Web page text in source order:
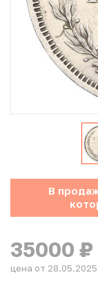
Юбилейные
Памятные и
Иностранные
Неофициальные
Античные и
Наборы монет
В
35000 ₽
цена от 28.05.2025